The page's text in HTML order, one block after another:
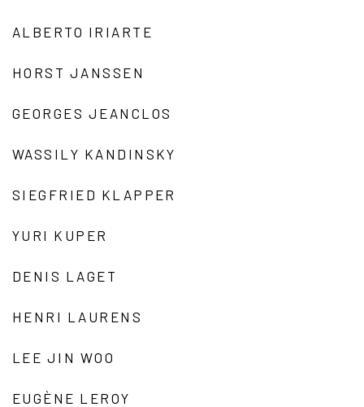
ALBERTO IRIARTE
HORST JANSSEN
GEORGES JEANCLOS
WASSILY KANDINSKY
SIEGFRIED KLAPPER
YURI KUPER
DENIS LAGET
HENRI LAURENS
LEE JIN WOO
EUGÈNE LEROY